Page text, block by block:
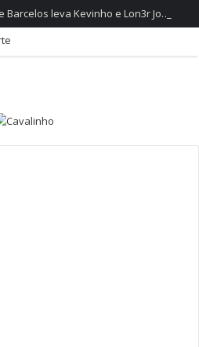
Festival da Juventude de Barcelos leva Kevinho e Lon3r Johny à Frente Ribeirinha